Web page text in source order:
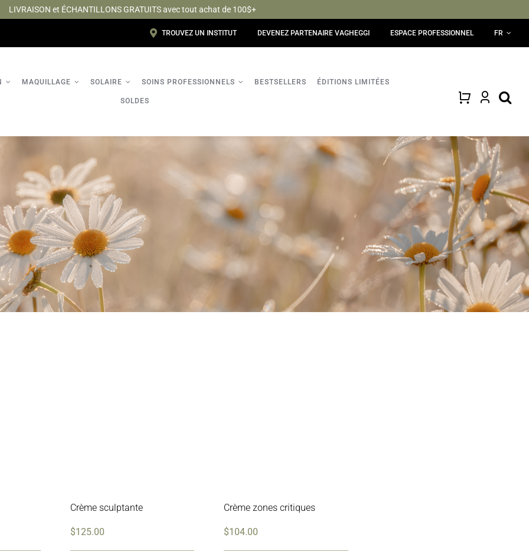
LIVRAISON et ÉCHANTILLONS GRATUITS avec tout achat de 100$+
TROUVEZ UN INSTITUT DEVENEZ PARTENAIRE VAGHEGGI ESPACE PROFESSIONNEL FR
MAQUILLAGE SOLAIRE SOINS PROFESSIONNELS BESTSELLERS ÉDITIONS LIMITÉES
SOLDES
Crème sculptante
$125.00
Crème zones critiques
$104.00